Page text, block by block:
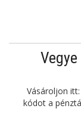
Vásároljon
kódot a